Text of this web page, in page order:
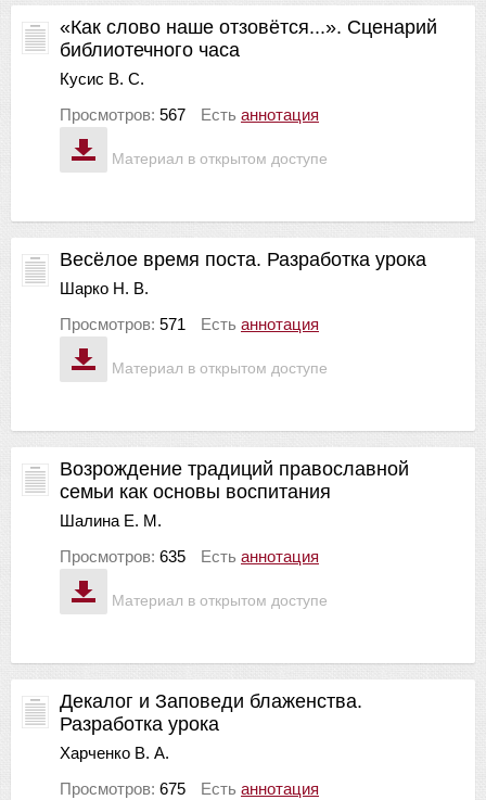
Материал в открытом доступе
«Как слово наше отзовётся...». Сценарий
библиотечного часа
Кусис В. С.
Просмотров: 567 Есть аннотация
Материал в открытом доступе
Весёлое время поста. Разработка урока
Шарко Н. В.
Просмотров: 571 Есть аннотация
Материал в открытом доступе
Возрождение традиций православной
семьи как основы воспитания
Шалина Е. М.
Просмотров: 635 Есть аннотация
Декалог и Заповеди блаженства.
Разработка урока
Харченко В. А.
Просмотров: 675 Есть аннотация